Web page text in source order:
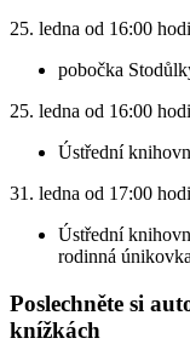
25. ledna od 16:00
pobočka
25. ledna od 16:00
Ústřední
31. ledna od 17:00
Ústřední
rodinná únikovka
Poslechněte si
knížkách